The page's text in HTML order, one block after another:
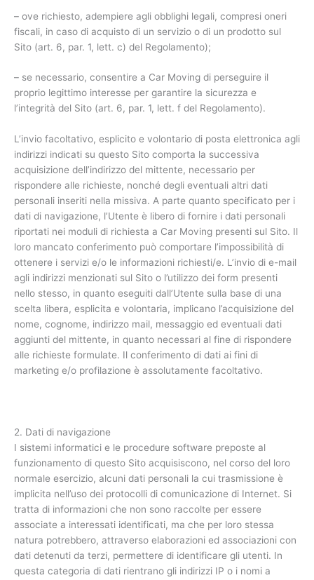
– ove richiesto, adempiere agli obblighi legali, compresi oneri
fiscali, in caso di acquisto di un servizio o di un prodotto sul
Sito (art. 6, par. 1, lett. c) del Regolamento);
– se necessario, consentire a Car Moving di perseguire il
proprio legittimo interesse per garantire la sicurezza e
l’integrità del Sito (art. 6, par. 1, lett. f del Regolamento).
L’invio facoltativo, esplicito e volontario di posta elettronica agli
indirizzi indicati su questo Sito comporta la successiva
acquisizione dell’indirizzo del mittente, necessario per
rispondere alle richieste, nonché degli eventuali altri dati
personali inseriti nella missiva. A parte quanto specificato per i
dati di navigazione, l’Utente è libero di fornire i dati personali
riportati nei moduli di richiesta a Car Moving presenti sul Sito. Il
loro mancato conferimento può comportare l’impossibilità di
ottenere i servizi e/o le informazioni richiesti/e. L’invio di e-mail
agli indirizzi menzionati sul Sito o l’utilizzo dei form presenti
nello stesso, in quanto eseguiti dall’Utente sulla base di una
scelta libera, esplicita e volontaria, implicano l’acquisizione del
nome, cognome, indirizzo mail, messaggio ed eventuali dati
aggiunti del mittente, in quanto necessari al fine di rispondere
alle richieste formulate. Il conferimento di dati ai fini di
marketing e/o profilazione è assolutamente facoltativo.
2. Dati di navigazione
I sistemi informatici e le procedure software preposte al
funzionamento di questo Sito acquisiscono, nel corso del loro
normale esercizio, alcuni dati personali la cui trasmissione è
implicita nell’uso dei protocolli di comunicazione di Internet. Si
tratta di informazioni che non sono raccolte per essere
associate a interessati identificati, ma che per loro stessa
natura potrebbero, attraverso elaborazioni ed associazioni con
dati detenuti da terzi, permettere di identificare gli utenti. In
questa categoria di dati rientrano gli indirizzi IP o i nomi a